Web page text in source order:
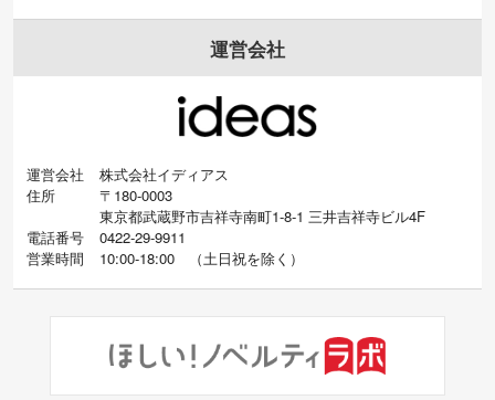
運営会社
運営会社
株式会社イディアス
住所
〒180-0003
東京都武蔵野市吉祥寺南町1-8-1 三井吉祥寺ビル4F
電話番号
0422-29-9911
営業時間
10:00-18:00 （土日祝を除く）